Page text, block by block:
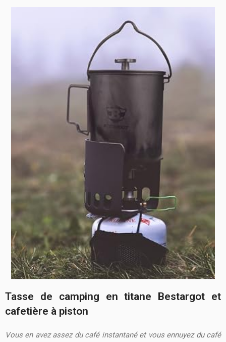
Tasse de camping en titane Bestargot et
cafetière à piston
Vous en avez assez du café instantané et vous ennuyez du café